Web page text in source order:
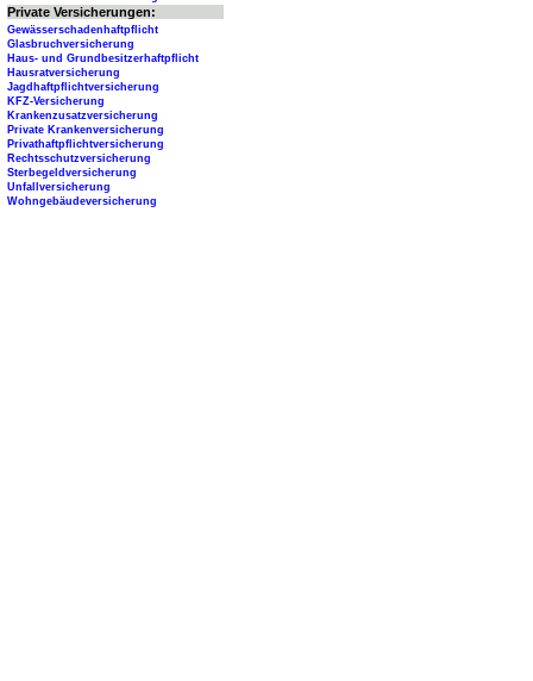
Private Versicherungen:
Gewässerschadenhaftpflicht
Glasbruchversicherung
Haus- und Grundbesitzerhaftpflicht
Hausratversicherung
Jagdhaftpflichtversicherung
KFZ-Versicherung
Krankenzusatzversicherung
Private Krankenversicherung
Privathaftpflichtversicherung
Rechtsschutzversicherung
Sterbegeldversicherung
Unfallversicherung
Wohngebäudeversicherung